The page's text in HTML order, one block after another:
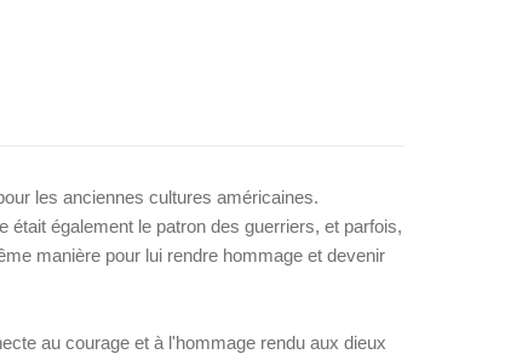
les anciennes cultures américaines.
était également le patron des guerriers, et parfois,
manière pour lui rendre hommage et devenir
au courage et à l'hommage rendu aux dieux